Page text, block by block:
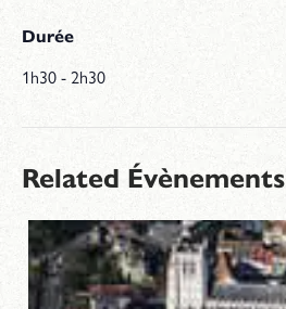
Durée
1h30 - 2h30
Related Évènements